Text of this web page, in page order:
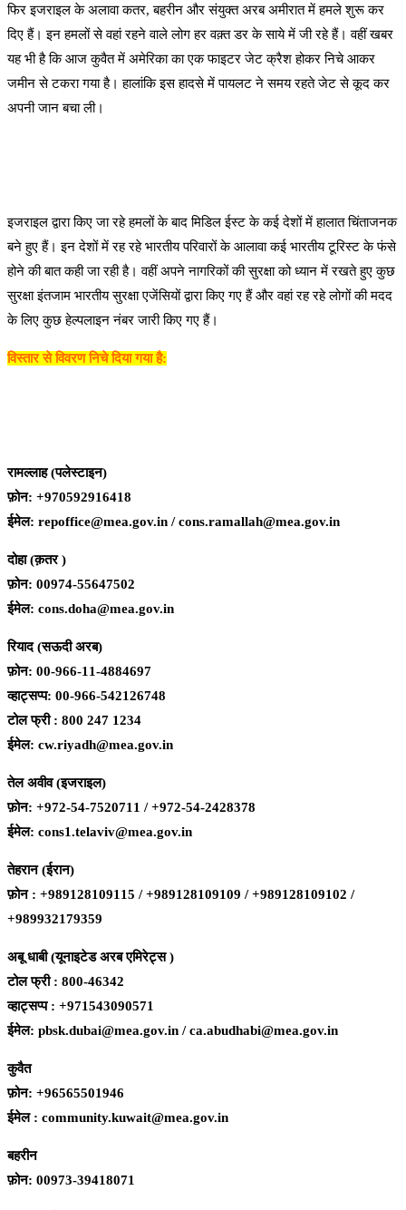
फिर इजराइल के अलावा कतर, बहरीन और संयुक्त अरब अमीरात में हमले शुरू कर
दिए हैं। इन हमलों से वहां रहने वाले लोग हर वक़्त डर के साये में जी रहे हैं। वहीं खबर
यह भी है कि आज कुवैत में अमेरिका का एक फाइटर जेट क्रैश होकर निचे आकर
जमीन से टकरा गया है। हालांकि इस हादसे में पायलट ने समय रहते जेट से कूद कर
अपनी जान बचा ली।
इजराइल द्वारा किए जा रहे हमलों के बाद मिडिल ईस्ट के कई देशों में हालात चिंताजनक
बने हुए हैं। इन देशों में रह रहे भारतीय परिवारों के आलावा कई भारतीय टूरिस्ट के फंसे
होने की बात कही जा रही है। वहीं अपने नागरिकों की सुरक्षा को ध्यान में रखते हुए कुछ
सुरक्षा इंतजाम भारतीय सुरक्षा एजेंसियों द्वारा किए गए हैं और वहां रह रहे लोगों की मदद
के लिए कुछ हेल्पलाइन नंबर जारी किए गए हैं।
विस्तार से विवरण निचे दिया गया है:
रामल्लाह (पलेस्टाइन)
फ़ोन: +970592916418
ईमेल: repoffice@mea.gov.in / cons.ramallah@mea.gov.in
दोहा (क़तर )
फ़ोन: 00974-55647502
ईमेल: cons.doha@mea.gov.in
रियाद (सऊदी अरब)
फ़ोन: 00-966-11-4884697
व्हाट्सप्प: 00-966-542126748
टोल फ्री : 800 247 1234
ईमेल: cw.riyadh@mea.gov.in
तेल अवीव (इजराइल)
फ़ोन: +972-54-7520711 / +972-54-2428378
ईमेल: cons1.telaviv@mea.gov.in
तेहरान (ईरान)
फ़ोन : +989128109115 / +989128109109 / +989128109102 /
+989932179359
अबू धाबी (यूनाइटेड अरब एमिरेट्स )
टोल फ्री : 800-46342
व्हाट्सप्प : +971543090571
ईमेल: pbsk.dubai@mea.gov.in / ca.abudhabi@mea.gov.in
कुवैत
फ़ोन: +96565501946
ईमेल : community.kuwait@mea.gov.in
बहरीन
फ़ोन: 00973-39418071